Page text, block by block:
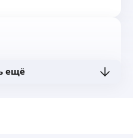
лет. Помощь дизайн
ещё